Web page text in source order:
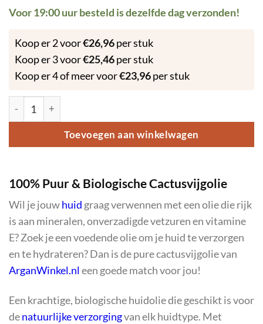
Voor 19:00 uur besteld is dezelfde dag verzonden!
Koop er 2 voor€26,96per stuk
Koop er 3 voor€25,46per stuk
Koop er 4 of meer voor€23,96per stuk
Cactusvijgolie 100% Puur (Prickly Pear) 30ml aantal
Toevoegen aan winkelwagen
100% Puur & Biologische Cactusvijgolie
Wil je jouwhuid graag verwennen met een olie die rijk
is aan mineralen, onverzadigde vetzuren en vitamine
E? Zoek je een voedende olie om je huid te verzorgen
en te hydrateren? Dan is de pure cactusvijgolie van
ArganWinkel.nleen goede match voor jou!
Een krachtige, biologische huidolie die geschikt is voor
denatuurlijke verzorgingvan elk huidtype. Met